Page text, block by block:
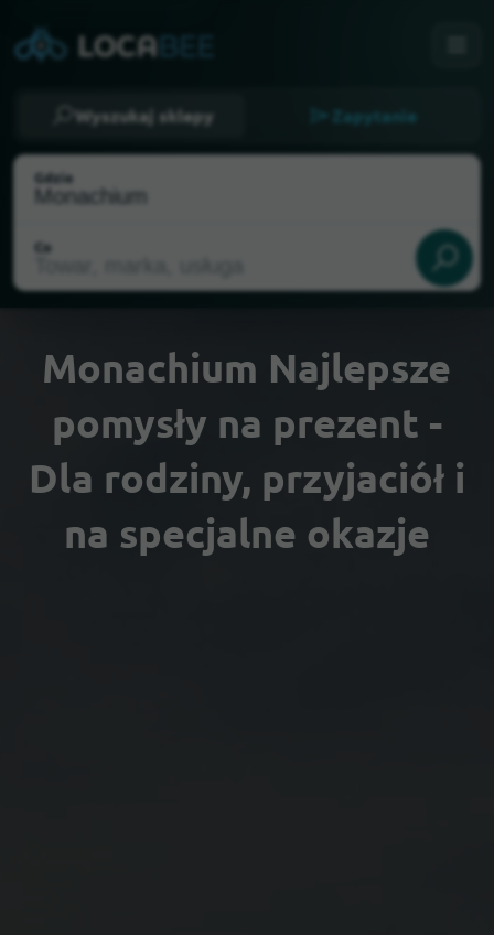
Wyszukaj sklepy Zapytanie
Gdzie
Co
Wybierz moją lokalizację
Monachium Najlepsze
pomysły na prezent -
Dla rodziny, przyjaciół i
na specjalne okazje